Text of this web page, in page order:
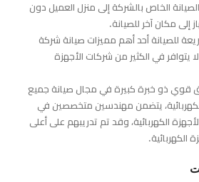
الخاص بالشركة إلى منزل العميل دون
إلى مكان آخر للصيانة.
للصيانة أحد أهم مميزات صيانة شركة
يتوافر في الكثير من شركات الأجهزة
قوي ذو خبرة كبيرة في مجال صيانة جميع
يتضمن مهندسين متخصصين في
الكهربائية، وقد تم تدريبهم على أعلى
الكهربائية.